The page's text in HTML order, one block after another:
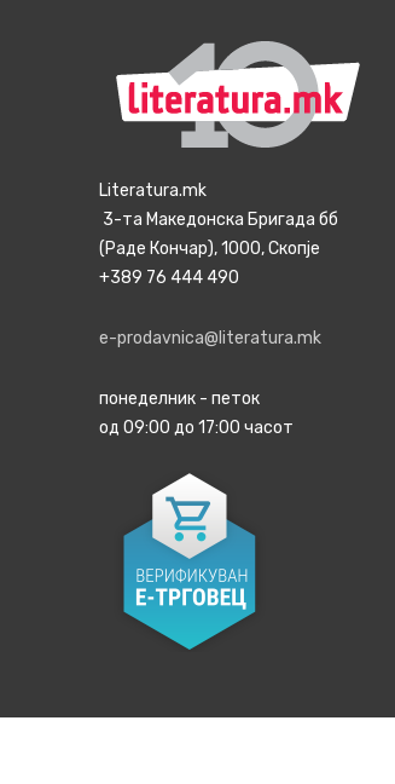
Literatura.mk
3-та Македонска Бригада бб
(Раде Кончар), 1000, Скопје
+389 76 444 490
e-prodavnica@literatura.mk
понеделник - петок
од 09:00 до 17:00 часот